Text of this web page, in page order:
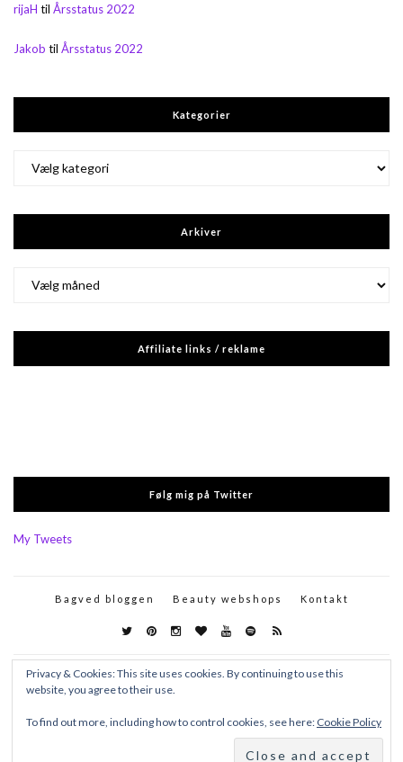
rijaH til Årsstatus 2022
Jakob til Årsstatus 2022
Kategorier
Arkiver
Affiliate links / reklame
Følg mig på Twitter
My Tweets
Bagved bloggen Beauty webshops Kontakt
Privacy & Cookies: This site uses cookies. By continuing to use this
website, you agree to their use.
To find out more, including how to control cookies, see here: Cookie Policy